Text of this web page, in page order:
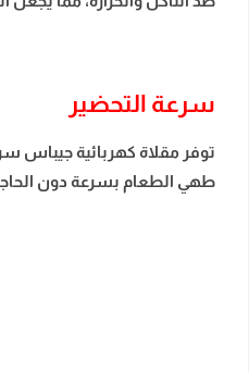
سرعة التحضير
توفر مقلاة كهربائية جيباس
طهي الطعام بسرعة دون